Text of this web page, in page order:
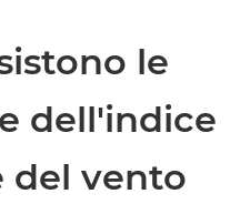
le
dell'indice
del vento